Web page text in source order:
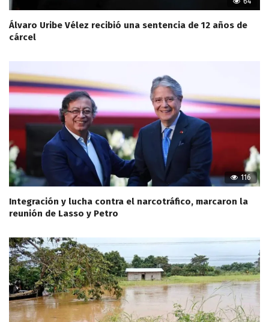
Álvaro Uribe Vélez recibió una sentencia de 12 años de
cárcel
116
Integración y lucha contra el narcotráfico, marcaron la
reunión de Lasso y Petro